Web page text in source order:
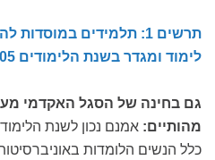
תרשים 1: תלמידים
לימוד ומגדר בשנת הלימודים 2004-2005 באחוזים (pdf)
גם בחינה של הסגל האקדמי
מהותיים: